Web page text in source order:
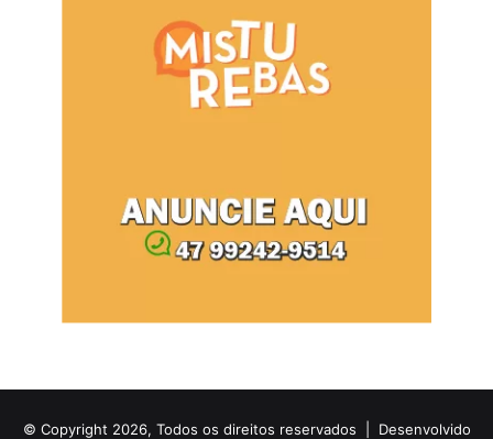
© Copyright 2026, Todos os direitos reservados | Desenvolvido